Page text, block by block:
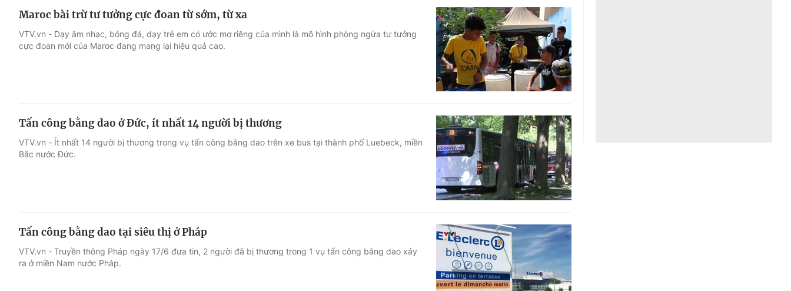
Điện ảnh
Âm nhạc
Sao
Du lịch
Làm đẹp
Chất lượng cuộc sống
Học trực tuyến
Hitech Công nghệ tương lai
Sản phẩm
Thị trường
Tư vấn
Maroc bài trừ tư tưởng cực đoan từ sớm, từ xa
VTV.vn - Dạy âm nhạc, bóng đá, dạy trẻ em có ước mơ riêng của mình là mô hình phòng ngừa tư tưởng
cực đoan mới của Maroc đang mang lại hiệu quả cao.
Tấn công bằng dao ở Đức, ít nhất 14 người bị thương
VTV.vn - Ít nhất 14 người bị thương trong vụ tấn công bằng dao trên xe bus tại thành phố Luebeck, miền
Bắc nước Đức.
Tấn công bằng dao tại siêu thị ở Pháp
VTV.vn - Truyền thông Pháp ngày 17/6 đưa tin, 2 người đã bị thương trong 1 vụ tấn công bằng dao xảy
ra ở miền Nam nước Pháp.